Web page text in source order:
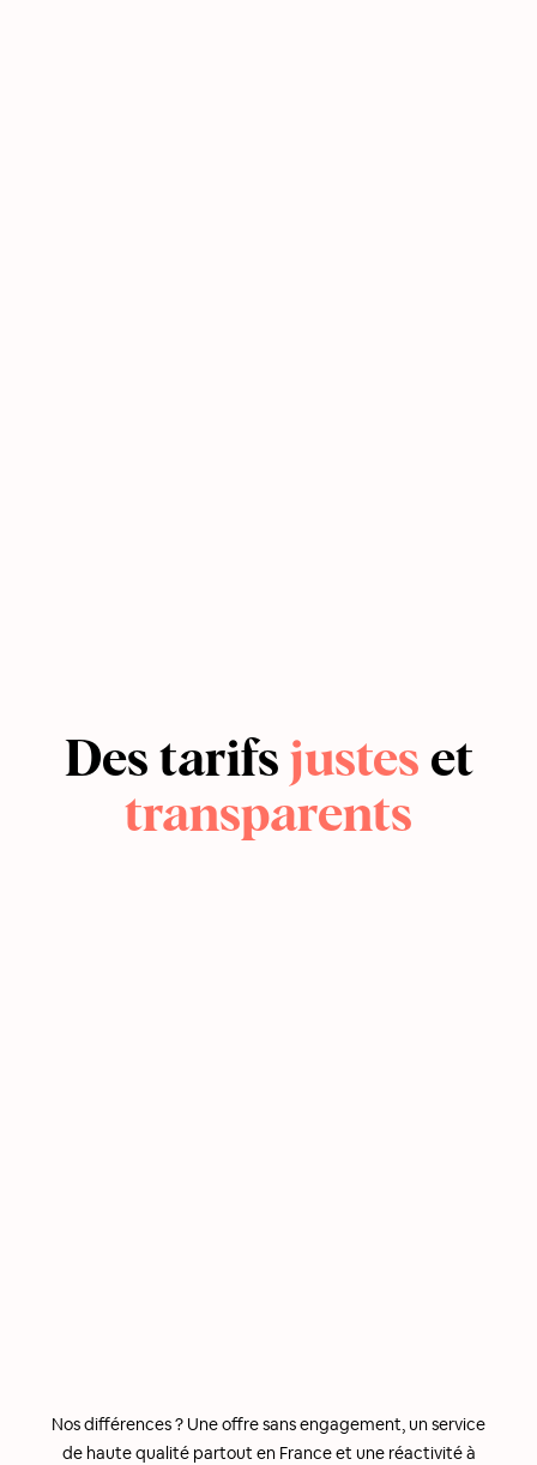
Des tarifs justes et
transparents
Nos différences ? Une offre sans engagement, un service
de haute qualité partout en France et une réactivité à